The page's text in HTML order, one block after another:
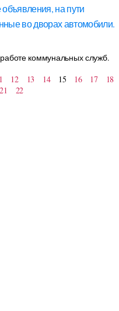
на пути
во дворах автомобили.
коммунальных служб.
12 13 14 15 16 17
18
21 22